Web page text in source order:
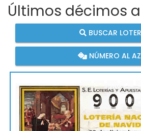
Últimos décimos
BUSCAR
NÚMERO AL